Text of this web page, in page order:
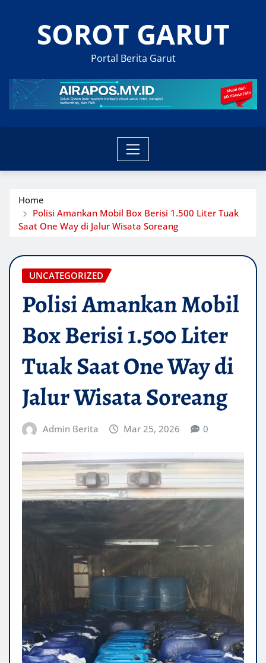
SOROT GARUT
Portal Berita Garut
Home
Polisi Amankan Mobil Box Berisi 1.500 Liter Tuak
Saat One Way di Jalur Wisata Soreang
UNCATEGORIZED
Polisi Amankan Mobil
Box Berisi 1.500 Liter
Tuak Saat One Way di
Jalur Wisata Soreang
Admin Berita Mar 25, 2026 0